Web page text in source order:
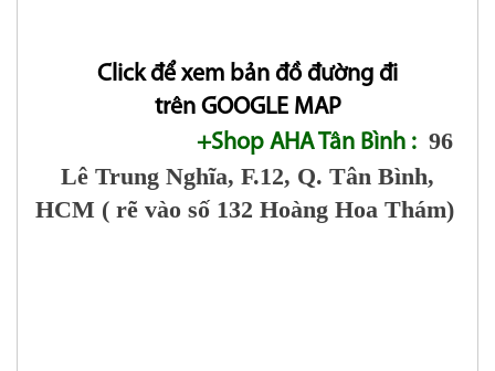
Click để xem bản đồ đường đi
trên GOOGLE MAP
+Shop AHA Tân Bình : 96
Lê Trung Nghĩa, F.12, Q. Tân Bình,
HCM ( rẽ vào số 132 Hoàng Hoa Thám)